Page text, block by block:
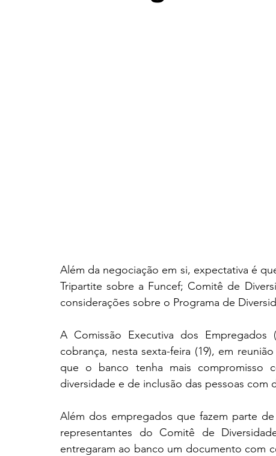
Além da negociação em si, expectativa é
Tripartite sobre a Funcef; Comitê de
considerações sobre o Programa de
A Comissão Executiva dos
cobrança, nesta sexta-feira (19), em
que o banco tenha mais compromisso
diversidade e de inclusão das pessoas com
Além dos empregados que fazem parte
representantes do Comitê de
entregaram ao banco um documento com